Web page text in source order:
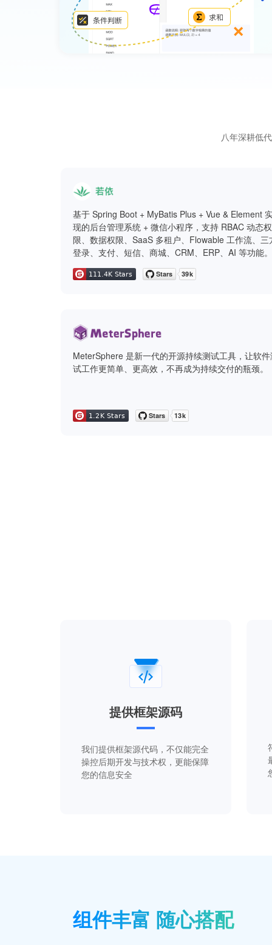
八年深耕低
基于 Spring Boot + MyBatis Plus + Vue & Element
现的后台管理系统 + 微信小程序，支持 RBAC 动态权
限、数据权限、SaaS 多租户、Flowable 工作流、三
登录、支付、短信、商城、CRM、ERP、AI 等功能。
MeterSphere 是新一代的开源持续测试工具，让软
试工作更简单、更高效，不再成为持续交付的瓶颈。
提供框架源码
我们提供框架源代码，不仅能完全
操控后期开发与技术权，更能保障
您的信息安全
组件丰富 随心搭配